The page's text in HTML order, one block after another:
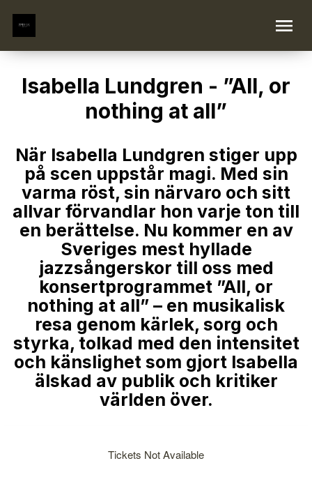
Isabella Lundgren - ”All, or
nothing at all”
När Isabella Lundgren stiger upp
på scen uppstår magi. Med sin
varma röst, sin närvaro och sitt
allvar förvandlar hon varje ton till
en berättelse. Nu kommer en av
Sveriges mest hyllade
jazzsångerskor till oss med
konsertprogrammet ”All, or
nothing at all” – en musikalisk
resa genom kärlek, sorg och
styrka, tolkad med den intensitet
och känslighet som gjort Isabella
älskad av publik och kritiker
världen över.
Tickets Not Available